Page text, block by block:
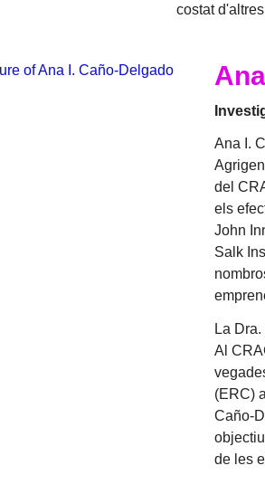
costat
Ana I.
del
els
John
Salk
La
Al
(ERC)
Caño-
de les